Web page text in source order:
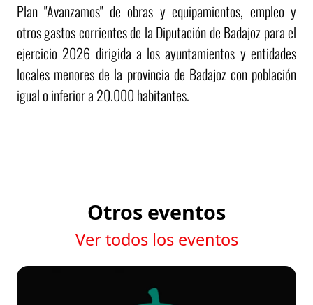
Plan "Avanzamos" de obras y equipamientos, empleo y
otros gastos corrientes de la Diputación de Badajoz para el
ejercicio 2026 dirigida a los ayuntamientos y entidades
locales menores de la provincia de Badajoz con población
igual o inferior a 20.000 habitantes.
Otros eventos
Ver todos los eventos